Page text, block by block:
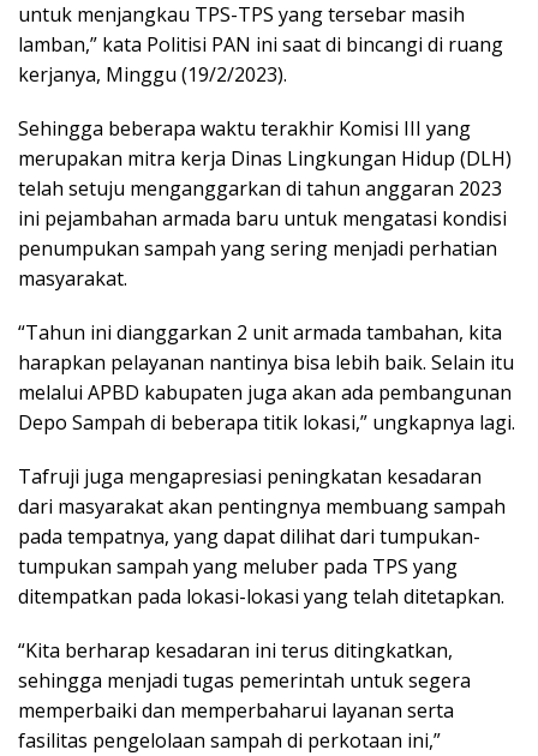
untuk menjangkau TPS-TPS yang tersebar masih
lamban,” kata Politisi PAN ini saat di bincangi di ruang
kerjanya, Minggu (19/2/2023).
Sehingga beberapa waktu terakhir Komisi III yang
merupakan mitra kerja Dinas Lingkungan Hidup (DLH)
telah setuju menganggarkan di tahun anggaran 2023
ini pejambahan armada baru untuk mengatasi kondisi
penumpukan sampah yang sering menjadi perhatian
masyarakat.
“Tahun ini dianggarkan 2 unit armada tambahan, kita
harapkan pelayanan nantinya bisa lebih baik. Selain itu
melalui APBD kabupaten juga akan ada pembangunan
Depo Sampah di beberapa titik lokasi,” ungkapnya lagi.
Tafruji juga mengapresiasi peningkatan kesadaran
dari masyarakat akan pentingnya membuang sampah
pada tempatnya, yang dapat dilihat dari tumpukan-
tumpukan sampah yang meluber pada TPS yang
ditempatkan pada lokasi-lokasi yang telah ditetapkan.
“Kita berharap kesadaran ini terus ditingkatkan,
sehingga menjadi tugas pemerintah untuk segera
memperbaiki dan memperbaharui layanan serta
fasilitas pengelolaan sampah di perkotaan ini,”